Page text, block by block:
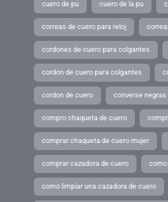
cuero de pu cuero de la pu
correas de cuero para reloj
cordones de cuero para colgantes
cordon de cuero para colgantes
cordon de cuero converse negras
compro chaqueta de cuero
comprar chaqueta de cuero mujer
comprar cazadora de cuero como
como limpiar una cazadora de cuero